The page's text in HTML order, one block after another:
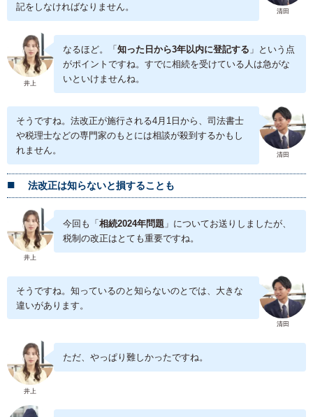
清田
記をしなければなりません。
井上
なるほど。「知った日から3年以内に登記する 」という点
がポイントですね。すでに相続を受けている人は急がな
いといけませんね。
清田
そうですね。法改正が施行される4月1日から、司法書士
や税理士などの専門家のもとには相談が殺到するかもし
れません。
法改正は知らないと損することも
井上
今回も「相続2024年問題 」についてお送りしましたが、
税制の改正はとても重要ですね。
清田
そうですね。知っているのと知らないのとでは、大きな
違いがあります。
井上
ただ、やっぱり難しかったですね。